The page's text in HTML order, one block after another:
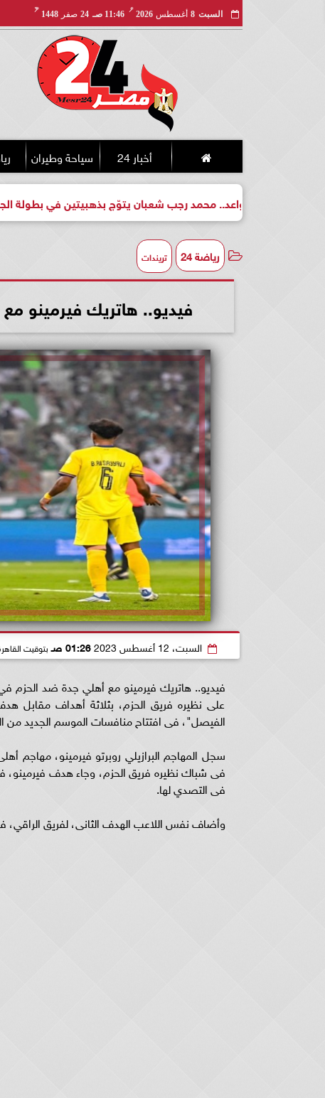
السبت 8 أغسطس 2026
مـ
11:46 صـ 24 صفر 1448
هـ
أخبار 24 سياحة وطيران
واعد.. محمد رجب شعبان يتوّج بذهبيتين في بطولة الجمهورية
رياضة 24 تريندات
فيديو.. هاتريك فيرمينو
السبت، 12 أغسطس 2023 01:26 صـ بتوقيت
فيديو.. هاتريك فيرمينو مع أهلي جدة ضد الحزم في
على نظيره فريق الحزم، بثلاثة أهداف مقابل
الفيصل"، فى افتتاح منافسات الموسم الجديد من
فى شباك نظيره فريق الحزم، وجاء هدف فيرمينو،
فى التصدي لها.
وأضاف نفس اللاعب الهدف الثانى، لفريق الراقي،